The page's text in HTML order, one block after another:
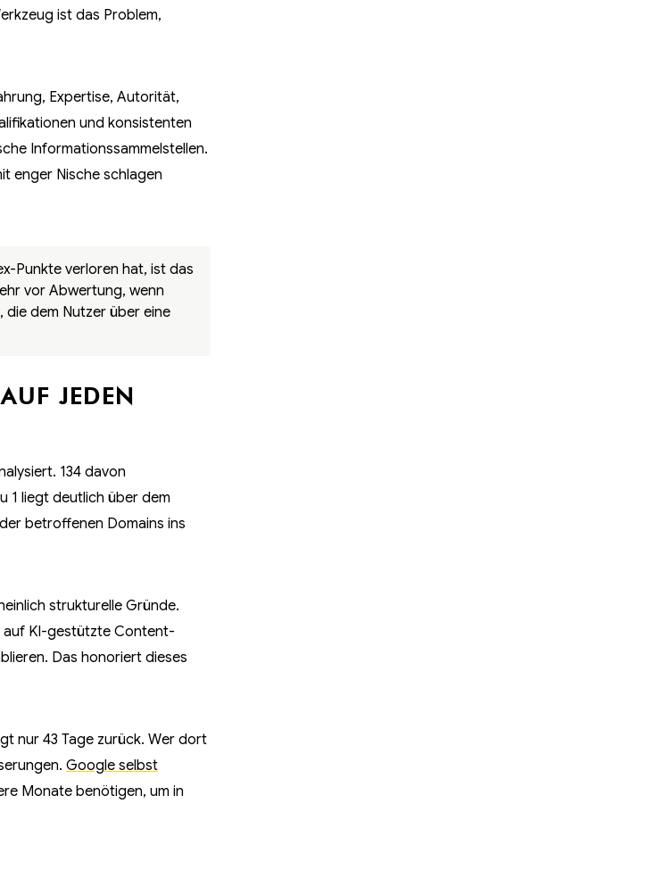
ist das Problem,
Expertise, Autorität,
und konsistenten
Informationssammelstellen.
enger Nische schlagen
Punkte verloren hat, ist das
vor Abwertung, wenn
dem Nutzer über eine
JEDEN
134 davon
1 liegt deutlich über dem
betroffenen Domains ins
strukturelle Gründe.
auf KI-gestützte Content-
Das honoriert dieses
nur 43 Tage zurück. Wer dort
Google selbst
Monate benötigen, um in